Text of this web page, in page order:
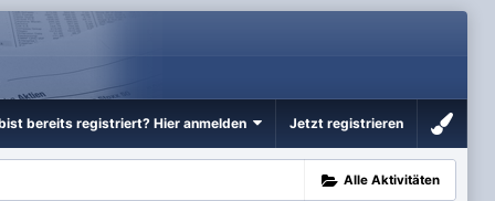
bereits registriert? Hier anmelden Jetzt registrieren
Alle Aktivitäten